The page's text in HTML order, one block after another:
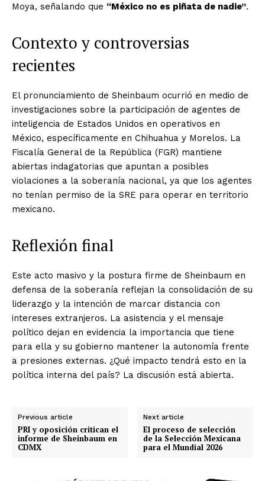
Moya, señalando que “México no es piñata de nadie”.
Contexto y controversias
recientes
El pronunciamiento de Sheinbaum ocurrió en medio de
investigaciones sobre la participación de agentes de
inteligencia de Estados Unidos en operativos en
México, específicamente en Chihuahua y Morelos. La
Fiscalía General de la República (FGR) mantiene
abiertas indagatorias que apuntan a posibles
violaciones a la soberanía nacional, ya que los agentes
no tenían permiso de la SRE para operar en territorio
mexicano.
Reflexión final
Este acto masivo y la postura firme de Sheinbaum en
defensa de la soberanía reflejan la consolidación de su
liderazgo y la intención de marcar distancia con
intereses extranjeros. La asistencia y el mensaje
político dejan en evidencia la importancia que tiene
para ella y su gobierno mantener la autonomía frente
a presiones externas. ¿Qué impacto tendrá esto en la
política interna del país? La discusión está abierta.
Previous article
PRI y oposición critican el
informe de Sheinbaum en
CDMX
Next article
El proceso de selección
de la Selección Mexicana
para el Mundial 2026